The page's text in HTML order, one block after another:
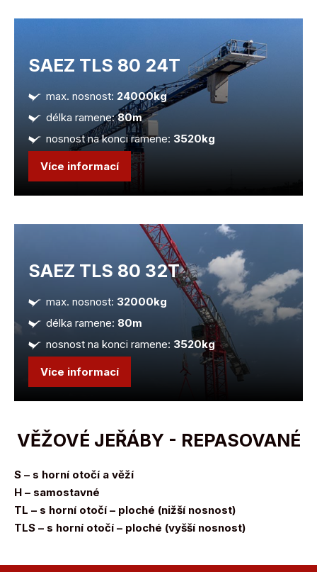
SAEZ TLS 80 24T
max. nosnost: 24000kg
délka ramene:80m
nosnost na konci ramene: 3520kg
Více informací
SAEZ TLS 80 32T
max. nosnost: 32000kg
délka ramene: 80m
nosnost na konci ramene: 3520kg
Více informací
VĚŽOVÉ JEŘÁBY - REPASOVANÉ
S – s horní otočí a věží
H – samostavné
TL – s horní otočí – ploché (nižší nosnost)
TLS – s horní otočí – ploché (vyšší nosnost)